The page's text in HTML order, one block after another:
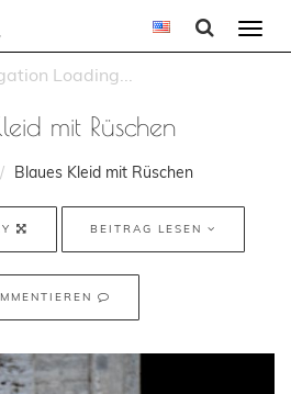
mit Rüschen
Blaues Kleid mit Rüschen
BEITRAG LESEN